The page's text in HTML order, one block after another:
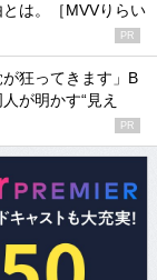
は。［MVVりらい
PR
が狂ってきます」B
が明かす“見え
PR